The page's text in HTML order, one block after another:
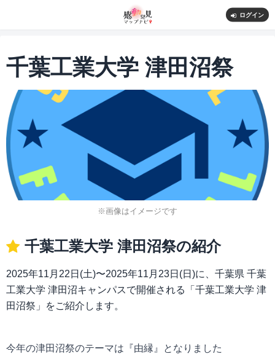
ログイン
千葉工業大学 津田沼祭
※画像はイメージです
千葉工業大学 津田沼祭の紹介
2025年11月22日(土)〜2025年11月23日(日)に、千葉県 千葉
工業大学 津田沼キャンパスで開催される「千葉工業大学 津
田沼祭」をご紹介します。
今年の津田沼祭のテーマは『由縁』となりました